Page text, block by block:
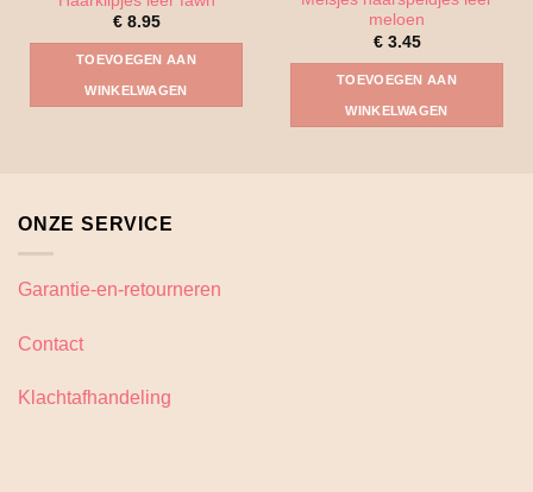
€8.95
TOEVOEGEN AAN
WINKELWAGEN
meloen
€3.45
TOEVOEGEN AAN
WINKELWAGEN
ONZE SERVICE
Garantie-en-retourneren
Contact
Klachtafhandeling